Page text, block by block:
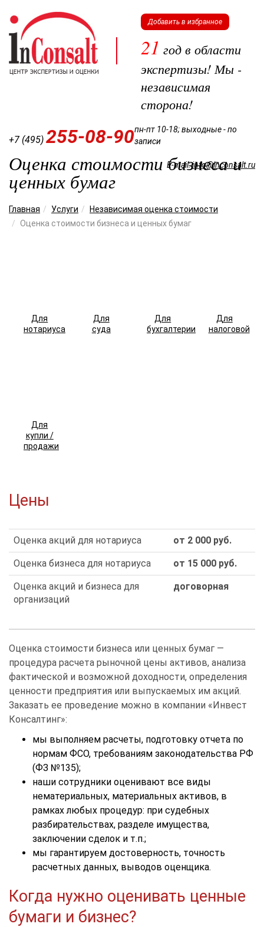
Добавить в избранное
21 год в области
экспертизы! Мы -
независимая
сторона!
+7 (495) 255-08-90пн-пт 10-18; выходные - по
записи
E-mail:info@inconsalt.ru
Оценка стоимости бизнеса и
ценных бумаг
Главная Услуги
Независимая оценка стоимости
Оценка стоимости бизнеса и ценных бумаг
Для
нотариуса
Для
суда
Для
бухгалтерии
Для
налоговой
Для
купли /
продажи
Цены
Оценка акций для нотариуса от 2 000 руб.
Оценка бизнеса для нотариуса от 15 000 руб.
Оценка акций и бизнеса для
организаций
договорная
Оценка стоимости бизнеса или ценных бумаг —
процедура расчета рыночной цены активов, анализа
фактической и возможной доходности, определения
ценности предприятия или выпускаемых им акций.
Заказать ее проведение можно в компании «Инвест
Консалтинг»:
мы выполняем расчеты, подготовку отчета по
нормам ФСО, требованиям законодательства РФ
(ФЗ №135);
наши сотрудники оценивают все виды
нематериальных, материальных активов, в
рамках любых процедур: при судебных
разбирательствах, разделе имущества,
заключении сделок и т.п.;
мы гарантируем достоверность, точность
расчетных данных, выводов оценщика.
Когда нужно оценивать ценные
бумаги и бизнес?